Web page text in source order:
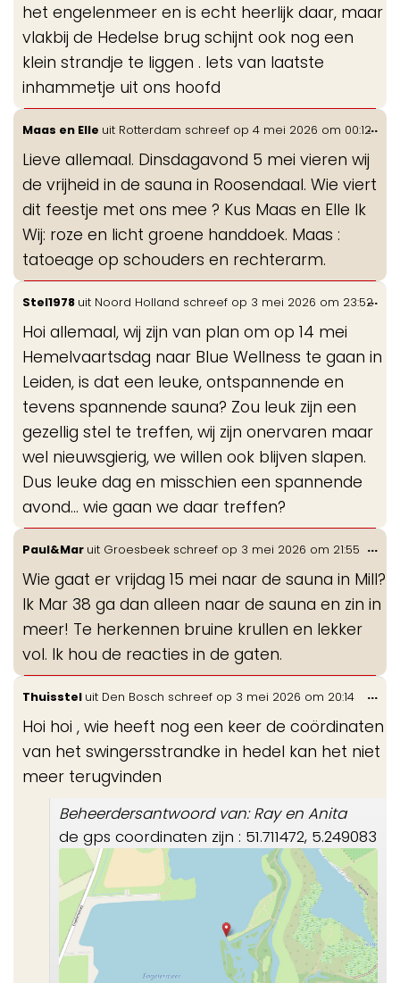
het engelenmeer en is echt heerlijk daar, maar
vlakbij de Hedelse brug schijnt ook nog een
klein strandje te liggen . Iets van laatste
inhammetje uit ons hoofd
Maas en Elle uit Rotterdam schreef op 4 mei 2026 om 00:12
Lieve allemaal. Dinsdagavond 5 mei vieren wij
de vrijheid in de sauna in Roosendaal. Wie viert
dit feestje met ons mee ? Kus Maas en Elle Ik
Wij: roze en licht groene handdoek. Maas :
tatoeage op schouders en rechterarm.
...
Stel1978 uit Noord Holland schreef op 3 mei 2026 om 23:52
Hoi allemaal, wij zijn van plan om op 14 mei
Hemelvaartsdag naar Blue Wellness te gaan in
Leiden, is dat een leuke, ontspannende en
tevens spannende sauna? Zou leuk zijn een
gezellig stel te treffen, wij zijn onervaren maar
wel nieuwsgierig, we willen ook blijven slapen.
Dus leuke dag en misschien een spannende
avond… wie gaan we daar treffen?
...
Paul&Mar uit Groesbeek schreef op 3 mei 2026 om 21:55
Wie gaat er vrijdag 15 mei naar de sauna in Mill?
Ik Mar 38 ga dan alleen naar de sauna en zin in
meer! Te herkennen bruine krullen en lekker
vol. Ik hou de reacties in de gaten.
...
Thuisstel uit Den Bosch schreef op 3 mei 2026 om 20:14
Hoi hoi , wie heeft nog een keer de coördinaten
van het swingersstrandke in hedel kan het niet
meer terugvinden
Beheerdersantwoord van: Ray en Anita
de gps coordinaten zijn : 51.711472, 5.249083
...